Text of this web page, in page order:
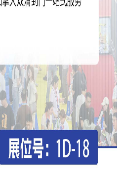
，成立于2006年，分别在上
、青岛、合肥、郑州、盐城和
公司，业务涵盖FBA头程物流国
大板块。
境物流服务经验，为客户提
解决方案。